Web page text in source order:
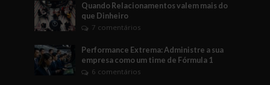
Quando Relacionamentos valem mais do
que Dinheiro
7 comentários
Performance Extrema: Administre a sua
empresa como um time de Fórmula 1
6 comentários